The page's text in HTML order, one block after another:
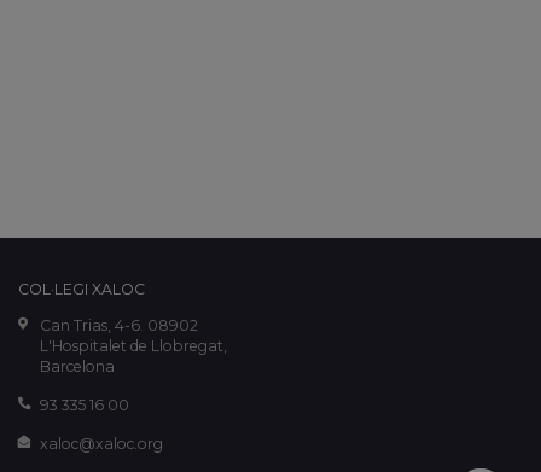
COL·LEGI XALOC
Can Trias, 4-6. 08902
L'Hospitalet de Llobregat,
Barcelona
93 335 16 00
xaloc@xaloc.org